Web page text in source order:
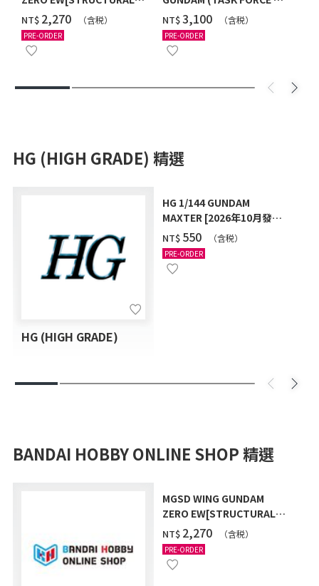
COATING/BLACK] [2026年
12月發送]
NT$ ‌2,270 （含税）
PRE-ORDER
Ver.) [2026年10月發送]
NT$‌3,100 （含税）
PRE-ORDER
HG (HIGH GRADE) 精選
HG (HIGH GRADE)
HG 1/144 GUNDAM
MAXTER [2026年10月發
送]
NT$ ‌550 （含税）
PRE-ORDER
BANDAI HOBBY ONLINE SHOP 精選
MGSD WING GUNDAM
ZERO EW[STRUCTURAL
COATING/BLACK] [2026年
12月發送]
NT$ ‌2,270 （含税）
PRE-ORDER